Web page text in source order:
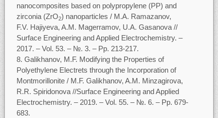
nanocomposites based on polypropylene (PP) and
zirconia (ZrO2) nanoparticles / M.A. Ramazanov,
F.V. Hajiyeva, A.M. Magerramov, U.A. Gasanova //
Surface Engineering and Applied Electrochemistry. ‒
2017. ‒ Vol. 53. ‒ №. 3. ‒ Pp. 213-217.
Galikhanov, M.F. Modifying the Properties of
Polyethylene Electrets through the Incorporation of
Montmorillonite / M.F. Galikhanov, A.M. Minzagirova,
R.R. Spiridonova //Surface Engineering and Applied
Electrochemistry. ‒ 2019. ‒ Vol. 55. ‒ №. 6. ‒ Pp. 679-
683.